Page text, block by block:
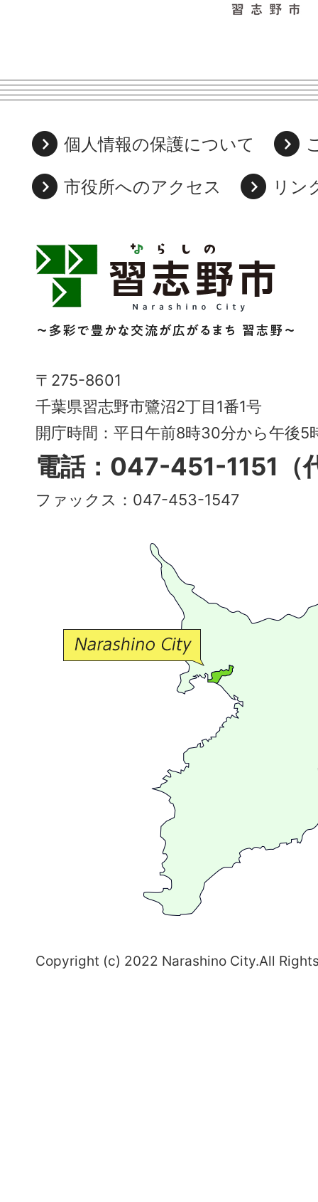
個人情報の保護について
市役所へのアクセス
リン
習
志
野
市
Narashino
City
～
多
彩
で
〒275-8601
千葉県習志野市鷺沼2丁目1番1号
開庁時間：平日午前8時30分から午後5
電話：047-451-1151（
ファックス：047-453-1547
Copyright (c) 2022 Narashino City.All